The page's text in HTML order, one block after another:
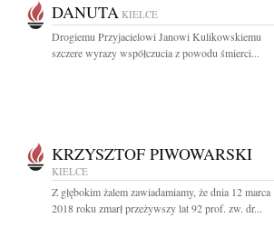
DANUTA KIELCE
Drogiemu Przyjacielowi Janowi Kulikowskiemu
szczere wyrazy współczucia z powodu śmierci...
KRZYSZTOF PIWOWARSKI
KIELCE
Z głębokim żalem zawiadamiamy, że dnia 12 marca
2018 roku zmarł przeżywszy lat 92 prof. zw. dr...